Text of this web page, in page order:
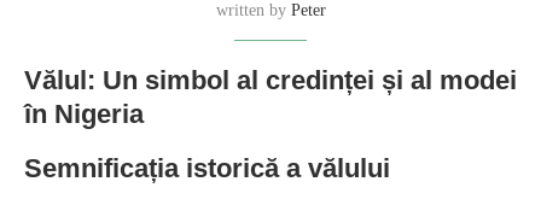
written by Peter
Vălul: Un simbol al credinței și al modei
în Nigeria
Semnificația istorică a vălului